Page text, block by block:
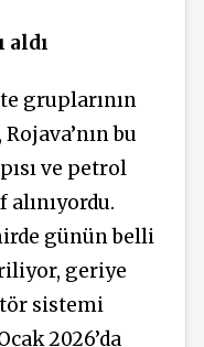
aldı
gruplarının
bu
ve petrol
günün belli
geriye
sistemi
2026’da